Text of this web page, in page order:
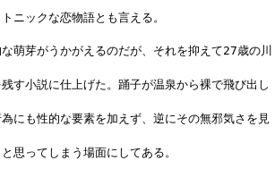
ニックな恋物語とも言える。
萌芽がうかがえるのだが、それを抑えて27歳の川
す小説に仕上げた。踊子が温泉から裸で飛び出し
にも性的な要素を加えず、逆にその無邪気さを見
思ってしまう場面にしてある。